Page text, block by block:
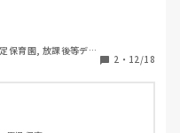
保育園, 放課後等デイ
2 ・ 12/18